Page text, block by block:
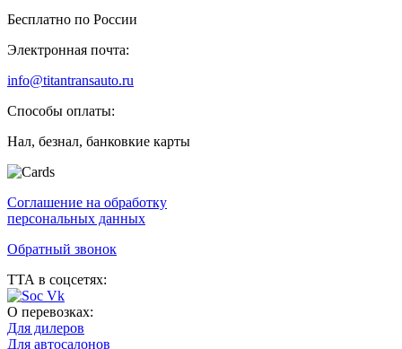
Бесплатно по России
Электронная почта:
info@titantransauto.ru
Способы оплаты:
Нал, безнал, банковкие карты
Соглашение на обработку
персональных данных
Обратный звонок
ТТА в соцсетях:
О перевозках:
Для дилеров
Для автосалонов